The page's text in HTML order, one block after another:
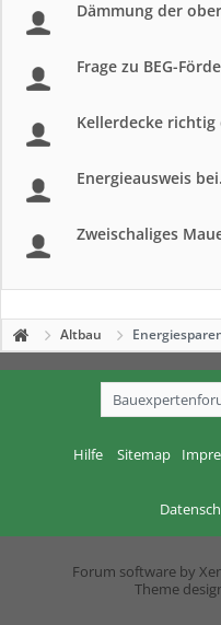
Dämmung der
Frage zu BEG-
Kellerdecke richtig
Energieausweis
Zweischaliges
Altbau
Hilfe Sitemap
Forum software by
Theme